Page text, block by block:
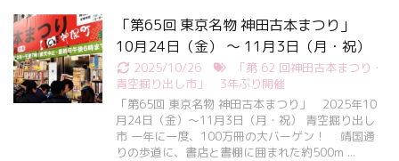
6:00 8月30日 5:20 8月1日に南鳥島
近海で猛烈な勢力へ 台風13号は、今
後、海面水温が29度以上の海域を西進
する見込みで、猛烈な勢力になる見込
み。
いる
冬眠
まし
たコ
リー
「第65回 東京名物 神田古本まつり」
10月24日（金） ～ 11月3日（月・祝）
2025/10/26
「第 62 回神田古本まつり・
青空掘り出し市」 3年ぶり開催
「第65回 東京名物 神田古本まつり」 2025年10
月24日（金）～11月3日（月・祝） 青空掘り出し
市 一年に一度、100万冊の大バーゲン！ 靖国通
りの歩道に、書店と書棚に囲まれた約500m ...